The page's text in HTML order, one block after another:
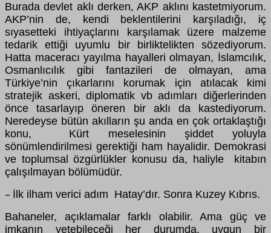
Burada devlet aklı derken, AKP aklını kastetmiyorum.
AKP’nin de, kendi beklentilerini karşıladığı, iç
sıyasetteki ihtiyaçlarını karşılamak üzere malzeme
tedarik ettiği uyumlu bir birliktelikten sözediyorum.
Hatta maceracı yayılma hayalleri olmayan, İslamcılık,
Osmanlıcılık gibi fantazileri de olmayan, ama
Türkiye’nin çıkarlarını korumak için atılacak kimi
stratejik askeri, diplomatik vb adımları diğerlerinden
önce tasarlayıp öneren bir aklı da kastediyorum.
Neredeyse bütün akılların şu anda en çok ortaklaştığı
konu, Kürt meselesinin şiddet yoluyla
sönümlendirilmesi gerektiği ham hayalidir. Demokrasi
ve toplumsal özgürlükler konusu da, haliyle kitabın
çalışılmayan bölümüdür.
– İlk ilham verici adım Hatay’dır. Sonra Kuzey Kıbrıs.
Bahaneler, açıklamalar farklı olabilir. Ama güç ve
imkanın yetebileceği her durumda, uygun bir